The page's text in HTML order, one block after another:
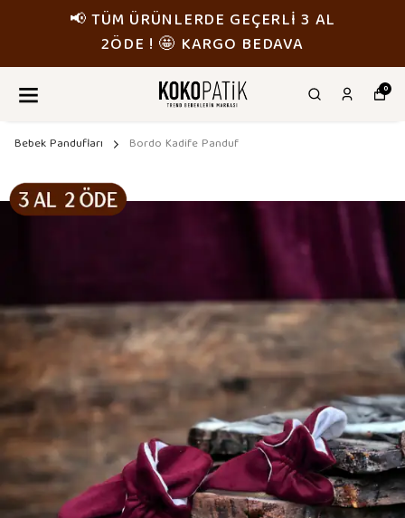
📢 TÜM ÜRÜNLERDE GEÇERLİ 3 AL
2ÖDE ! 🤩 KARGO BEDAVA
0
Bebek Pandufları Bordo Kadife Panduf